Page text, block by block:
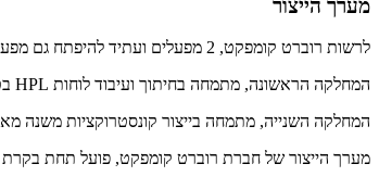
מערך הייצור
לרשות רוברט קומפקט, 2 מפעלים ועתיד להיפתח גם מפעל שלישי, אשר בהם קיים מערך ייצור מקצועי המתחלק ל-2 מחלקות עיקריות.
המחלקה הראשונה, מתמחה בחיתוך ועיבוד לוחות HPL בטכנולוגיה מתקדמת על ידי מכונות CNC, מסורים ומכונות לעיבוד לוחות ה-HPL.
המחלקה השנייה, מתמחה בייצור קונסטרוקציות משנה
מערך הייצור של חברת רוברט קומפקט, פועל תחת בקרת